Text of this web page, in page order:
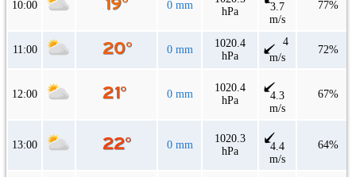
10:00 0 mm
hPa
3.7
m/s
77%
11:00 0 mm
1020.4
hPa
4
m/s
72%
12:00 0 mm
1020.4
hPa
4.3
m/s
67%
13:00 0 mm
1020.3
hPa
4.4
m/s
64%